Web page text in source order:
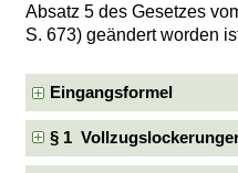
Absatz 5 des Gesetzes
S. 673) geändert worden
Eingangsformel
§ 1